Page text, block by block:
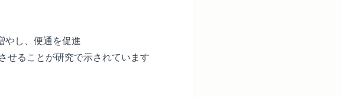
やし、便通を促進
せることが研究で示されています